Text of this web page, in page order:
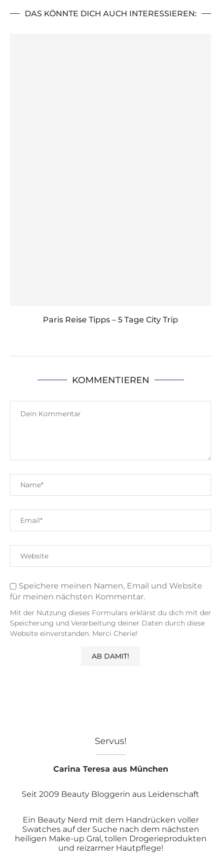
DAS KÖNNTE DICH AUCH INTERESSIEREN:
Paris Reise Tipps – 5 Tage City Trip
KOMMENTIEREN
Speichere meinen Namen, Email und Website
für meinen nächsten Kommentar.
Mit der Nutzung dieses Formulars erklärst du dich mit der
Speicherung und Verarbeitung deiner Daten durch diese
Website einverstanden. Merci Cherie!
Servus!
Carina Teresa aus München
Seit 2009 Beauty Bloggerin aus Leidenschaft
Ein Beauty Nerd mit dem Handrücken voller
Swatches auf der Suche nach dem nächsten
heiligen Make-up Gral, tollen Drogerieprodukten
und reizarmer Hautpflege!